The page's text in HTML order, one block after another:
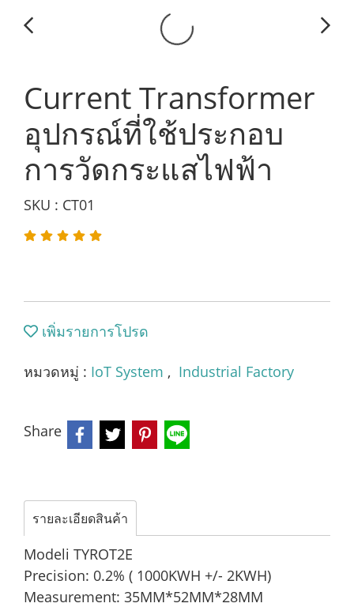
Current Transformer
อุปกรณ์ที่ใช้ประกอบ
การวัดกระแสไฟฟ้า
SKU : CT01
เพิ่มรายการโปรด
หมวดหมู่ : IoT System , Industrial Factory
Share
รายละเอียดสินค้า
Modeli TYROT2E
Precision: 0.2% ( 1000KWH +/- 2KWH)
Measurement: 35MM*52MM*28MM